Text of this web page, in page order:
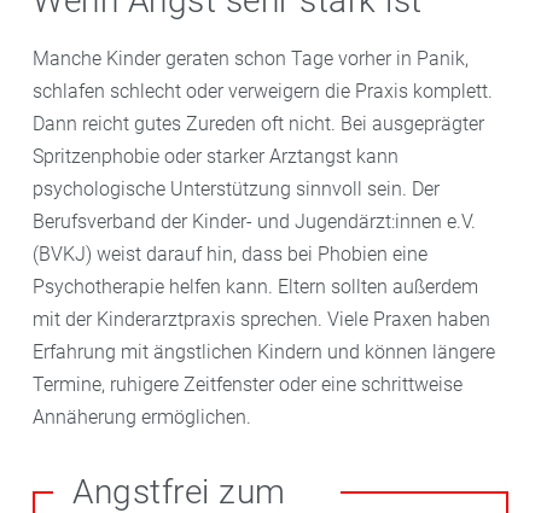
Manche Kinder geraten schon Tage vorher in Panik,
schlafen schlecht oder verweigern die Praxis komplett.
Dann reicht gutes Zureden oft nicht. Bei ausgeprägter
Spritzenphobie oder starker Arztangst kann
psychologische Unterstützung sinnvoll sein. Der
Berufsverband der Kinder- und Jugendärzt:innen e.V.
(BVKJ) weist darauf hin, dass bei Phobien eine
Psychotherapie helfen kann. Eltern sollten außerdem
mit der Kinderarztpraxis sprechen. Viele Praxen haben
Erfahrung mit ängstlichen Kindern und können längere
Termine, ruhigere Zeitfenster oder eine schrittweise
Annäherung ermöglichen.
Angstfrei zum